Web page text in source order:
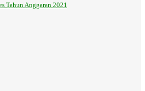
Tahun Anggaran 2021